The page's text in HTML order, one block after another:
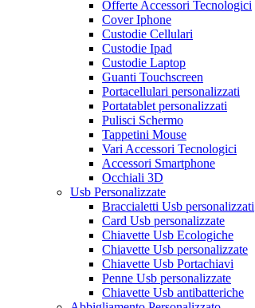
Offerte Accessori Tecnologici
Cover Iphone
Custodie Cellulari
Custodie Ipad
Custodie Laptop
Guanti Touchscreen
Portacellulari personalizzati
Portatablet personalizzati
Pulisci Schermo
Tappetini Mouse
Vari Accessori Tecnologici
Accessori Smartphone
Occhiali 3D
Usb Personalizzate
Braccialetti Usb personalizzati
Card Usb personalizzate
Chiavette Usb Ecologiche
Chiavette Usb personalizzate
Chiavette Usb Portachiavi
Penne Usb personalizzate
Chiavette Usb antibatteriche